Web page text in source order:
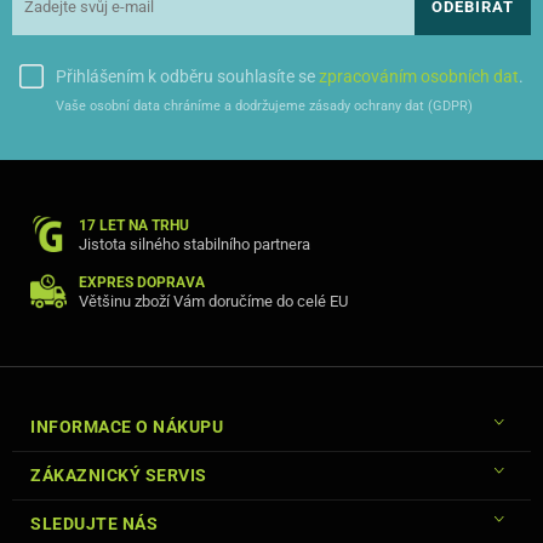
ODEBÍRAT
Přihlášením k odběru souhlasíte sezpracováním osobních dat.
Vaše osobní data chráníme a dodržujeme zásady ochrany dat (GDPR)
17 LET NA TRHU
Jistota silného stabilního partnera
EXPRES DOPRAVA
Většinu zboží Vám doručíme do celé EU
INFORMACE O NÁKUPU
ZÁKAZNICKÝ SERVIS
SLEDUJTE NÁS